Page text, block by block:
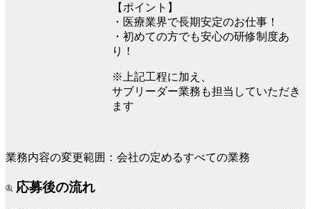
【ポイント】
・医療業界で長期安定のお仕事！
・初めての方でも安心の研修制度あ
り！
※上記工程に加え、
サブリーダー業務も担当していただき
ます
業務内容の変更範囲：会社の定めるすべての業務
応募後の流れ